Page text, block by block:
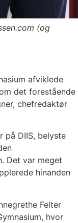
(og
afviklede
det forestående
chefredaktør
på DIIS, belyste
Det var meget
hinanden
Felter
hvor